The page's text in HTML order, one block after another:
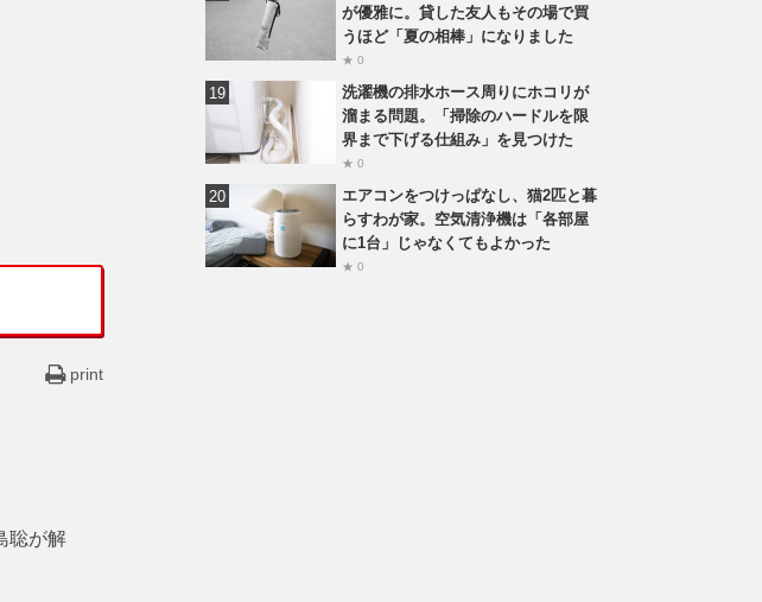
print
聡が解
が優雅に。貸した友人もその場で買
うほど「夏の相棒」になりました
★ 0
洗濯機の排水ホース周りにホコリが
溜まる問題。「掃除のハードルを限
界まで下げる仕組み」を見つけた
★ 0
エアコンをつけっぱなし、猫2匹と暮
らすわが家。空気清浄機は「各部屋
に1台」じゃなくてもよかった
★ 0